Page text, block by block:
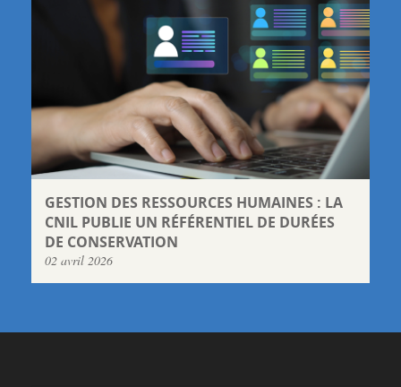
GESTION DES RESSOURCES HUMAINES : LA
CNIL PUBLIE UN RÉFÉRENTIEL DE DURÉES
DE CONSERVATION
02 avril 2026